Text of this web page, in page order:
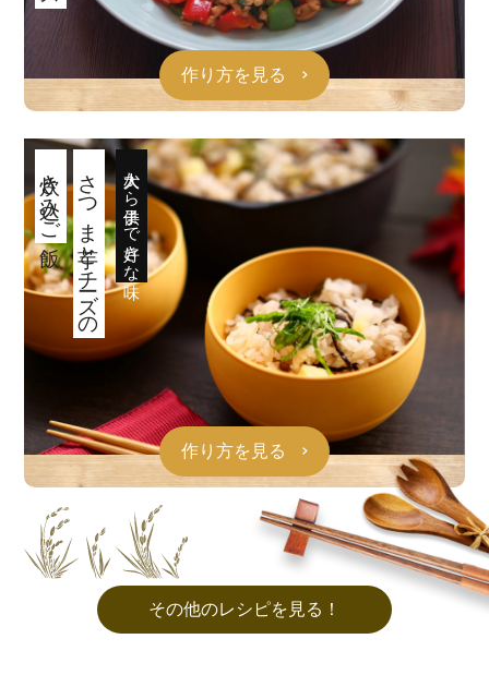
作り方を見る
大人から子供まで好きな味
さつま芋とチーズの
炊き込みご飯
作り方を見る
その他のレシピを見る！